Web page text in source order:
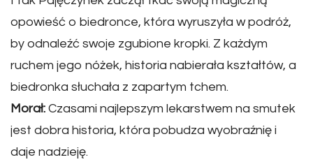
opowieść o biedronce, która wyruszyła w podróż,
by odnaleźć swoje zgubione kropki. Z każdym
ruchem jego nóżek, historia nabierała kształtów, a
biedronka słuchała z zapartym tchem.
Morał: Czasami najlepszym lekarstwem na smutek
jest dobra historia, która pobudza wyobraźnię i
daje nadzieję.